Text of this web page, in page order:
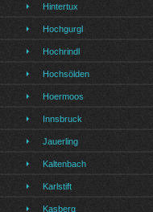
Hintertux
Hochgurgl
Hochrindl
Hochsölden
Hoermoos
Innsbruck
Jauerling
Kaltenbach
Karlstift
Kasberg